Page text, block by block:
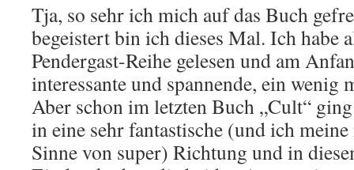
Tja, so sehr ich mich auf das Buch
begeistert bin ich dieses Mal. Ich habe
Pendergast-Reihe gelesen und am
interessante und spannende, ein wenig
Aber schon im letzten Buch „Cult“
in eine sehr fantastische (und ich
Sinne von super) Richtung und in